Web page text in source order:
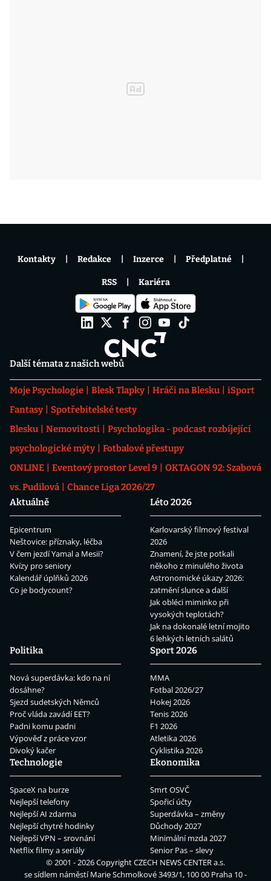
Další témata z našich webů
Moje Psychologie Blesk Tlapky Hráči na Blesku
iSport
Fantasy
Spotřebitelské testy
Blesku
Nemovitosti
Psychologika - podcast rozbíjející
psychologické mýty
Fotbalové přestupy
ONLINE
Eventový prostor Level 9
OKTAGON 92: Szabová
vs. Pudilová
Chance Liga 2026/27
Aktuálně
Epicentrum
Neštovice: příznaky, léčba
V čem jezdí Yamal a Mesii?
Kvízy pro seniory
Kalendář úplňků 2026
Co je bodycount?
Léto 2026
Karlovarský filmový festival
2026
Znamení, že jste potkali
někoho z minulého života
Astronomické úkazy 2026:
zatmění slunce a další
Jak obléci miminko při
vysokých teplotách?
Jak na dokonalé letní mojito
6 lehkých letních salátů
Politika
Nová superdávka: kdo na ní
dosáhne?
Sjezd sudetských Němců
Proč vláda zavádí EET?
Padni komu padni
Výpověď z práce vzor
Divoký kačer
Sport 2026
MMA
Fotbal 2026/27
Hokej 2026
Tenis 2026
F1 2026
Atletika 2026
Cyklistika 2026
Technologie
SpaceX na burze
Nejlepší telefony
Nejlepší AI zdarma
Nejlepší chytré hodinky
Nejlepší VPN – srovnání
Netflix filmy a seriály
Ekonomika
Smrt OSVČ
Spořicí účty
Superdávka – změny
Důchody 2027
Minimální mzda 2027
Senior Pas – slevy
Kontakty Redakce Inzerce Předplatné
RSS Kariéra
© 2001 - 2026 CopyrightCZECH NEWS CENTER a.s.
se sídlem náměstí Marie Schmolkové 3493/1, 100 00 Praha 10 -